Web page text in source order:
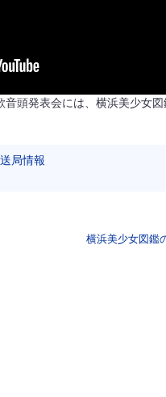
頭発表会には、横浜美少女
局情報
横浜美少女図鑑